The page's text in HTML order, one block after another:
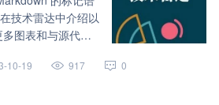
技术雷达中介绍以
图表和与源代码
识管理工具集成的
GitHub 和 GitLab
10-19 917 0